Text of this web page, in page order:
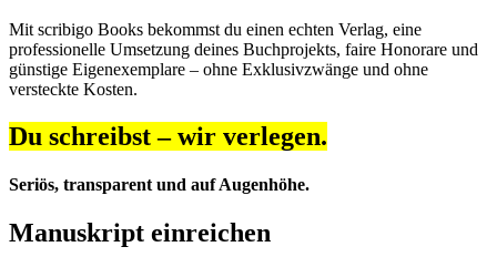
Mit scribigo Books bekommst du einen echten Verlag, eine
professionelle Umsetzung deines Buchprojekts, faire Honorare und
günstige Eigenexemplare – ohne Exklusivzwänge und ohne
versteckte Kosten.
Du schreibst – wir verlegen.
Seriös, transparent und auf Augenhöhe.
Manuskript einreichen